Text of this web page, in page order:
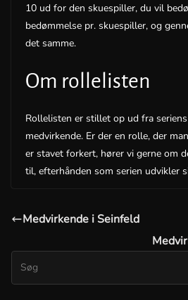
10 ud for den skuespiller, du vil
bedømmelse pr. skuespiller, og
det samme.
Om rollelisten
Rollelisten er stillet op ud fra
medvirkende. Er der en rolle, der
er stavet forkert, hører vi gerne om
til, efterhånden som serien udvikler
Medvirkende i Seinfeld